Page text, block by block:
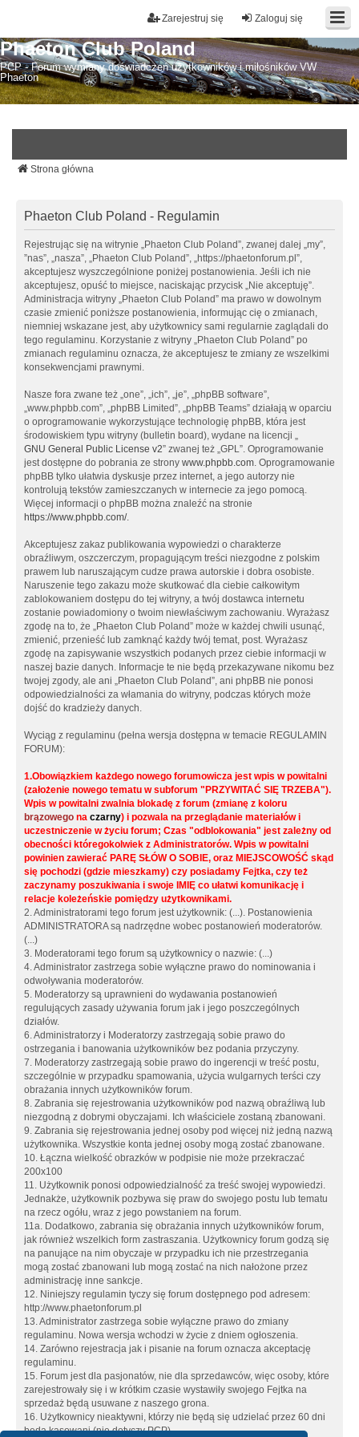
Zaloguj się
Zarejestruj się
Phaeton Club Poland
PCP - Forum wymiany doświadczeń użytkowników i miłośników VW
Phaeton
Strona główna
Phaeton Club Poland - Regulamin
Rejestrując się na witrynie „Phaeton Club Poland”, zwanej dalej „my”,
”nas”, „nasza”, „Phaeton Club Poland”, „https://phaetonforum.pl”,
akceptujesz wyszczególnione poniżej postanowienia. Jeśli ich nie
akceptujesz, opuść to miejsce, naciskając przycisk „Nie akceptuję”.
Administracja witryny „Phaeton Club Poland” ma prawo w dowolnym
czasie zmienić poniższe postanowienia, informując cię o zmianach,
niemniej wskazane jest, aby użytkownicy sami regularnie zaglądali do
tego regulaminu. Korzystanie z witryny „Phaeton Club Poland” po
zmianach regulaminu oznacza, że akceptujesz te zmiany ze wszelkimi
konsekwencjami prawnymi.
Nasze fora zwane też „one”, „ich”, „je”, „phpBB software”,
„www.phpbb.com”, „phpBB Limited”, „phpBB Teams” działają w oparciu
o oprogramowanie wykorzystujące technologię phpBB, która jest
środowiskiem typu witryny (bulletin board), wydane na licencji „
GNU General Public License v2” zwanej też „GPL”. Oprogramowanie
jest dostępne do pobrania ze strony www.phpbb.com. Oprogramowanie
phpBB tylko ułatwia dyskusje przez internet, a jego autorzy nie
kontrolują tekstów zamieszczanych w internecie za jego pomocą.
Więcej informacji o phpBB można znaleźć na stronie
https://www.phpbb.com/.
Akceptujesz zakaz publikowania wypowiedzi o charakterze
obraźliwym, oszczerczym, propagującym treści niezgodne z polskim
prawem lub naruszającym cudze prawa autorskie i dobra osobiste.
Naruszenie tego zakazu może skutkować dla ciebie całkowitym
zablokowaniem dostępu do tej witryny, a twój dostawca internetu
zostanie powiadomiony o twoim niewłaściwym zachowaniu. Wyrażasz
zgodę na to, że „Phaeton Club Poland” może w każdej chwili usunąć,
zmienić, przenieść lub zamknąć każdy twój temat, post. Wyrażasz
zgodę na zapisywanie wszystkich podanych przez ciebie informacji w
naszej bazie danych. Informacje te nie będą przekazywane nikomu bez
twojej zgody, ale ani „Phaeton Club Poland”, ani phpBB nie ponosi
odpowiedzialności za włamania do witryny, podczas których może
dojść do kradzieży danych.
Wyciąg z regulaminu (pełna wersja dostępna w temacie REGULAMIN
FORUM):
1.Obowiązkiem każdego nowego forumowicza jest wpis w powitalni
(założenie nowego tematu w subforum "PRZYWITAĆ SIĘ TRZEBA").
Wpis w powitalni zwalnia blokadę z forum (zmianę z koloru
brązowego na czarny) i pozwala na przeglądanie materiałów i
uczestniczenie w życiu forum; Czas "odblokowania" jest zależny od
obecności któregokolwiek z Administratorów. Wpis w powitalni
powinien zawierać PARĘ SŁÓW O SOBIE, oraz MIEJSCOWOŚĆ skąd
się pochodzi (gdzie mieszkamy) czy posiadamy Fejtka, czy też
zaczynamy poszukiwania i swoje IMIĘ co ułatwi komunikację i
relacje koleżeńskie pomiędzy użytkownikami.
2. Administratorami tego forum jest użytkownik: (...). Postanowienia
ADMINISTRATORA są nadrzędne wobec postanowień moderatorów.
(...)
3. Moderatorami tego forum są użytkownicy o nazwie: (...)
4. Administrator zastrzega sobie wyłączne prawo do nominowania i
odwoływania moderatorów.
5. Moderatorzy są uprawnieni do wydawania postanowień
regulujących zasady używania forum jak i jego poszczególnych
działów.
6. Administratorzy i Moderatorzy zastrzegają sobie prawo do
ostrzegania i banowania użytkowników bez podania przyczyny.
7. Moderatorzy zastrzegają sobie prawo do ingerencji w treść postu,
szczególnie w przypadku spamowania, użycia wulgarnych terści czy
obrażania innych użytkowników forum.
8. Zabrania się rejestrowania użytkowników pod nazwą obraźliwą lub
niezgodną z dobrymi obyczajami. Ich właściciele zostaną zbanowani.
9. Zabrania się rejestrowania jednej osoby pod więcej niż jedną nazwą
użytkownika. Wszystkie konta jednej osoby mogą zostać zbanowane.
10. Łączna wielkość obrazków w podpisie nie może przekraczać
200x100
11. Użytkownik ponosi odpowiedzialność za treść swojej wypowiedzi.
Jednakże, użytkownik pozbywa się praw do swojego postu lub tematu
na rzecz ogółu, wraz z jego powstaniem na forum.
11a. Dodatkowo, zabrania się obrażania innych użytkowników forum,
jak również wszelkich form zastraszania. Użytkownicy forum godzą się
na panujące na nim obyczaje w przypadku ich nie przestrzegania
mogą zostać zbanowani lub mogą zostać na nich nałożone przez
administrację inne sankcje.
12. Niniejszy regulamin tyczy się forum dostępnego pod adresem:
http://www.phaetonforum.pl
13. Administrator zastrzega sobie wyłączne prawo do zmiany
regulaminu. Nowa wersja wchodzi w życie z dniem ogłoszenia.
14. Zarówno rejestracja jak i pisanie na forum oznacza akceptację
regulaminu.
15. Forum jest dla pasjonatów, nie dla sprzedawców, więc osoby, które
zarejestrowały się i w krótkim czasie wystawiły swojego Fejtka na
sprzedaż będą usuwane z naszego grona.
16. Użytkownicy nieaktywni, którzy nie będą się udzielać przez 60 dni
będą kasowani (nie dotyczy PCP)